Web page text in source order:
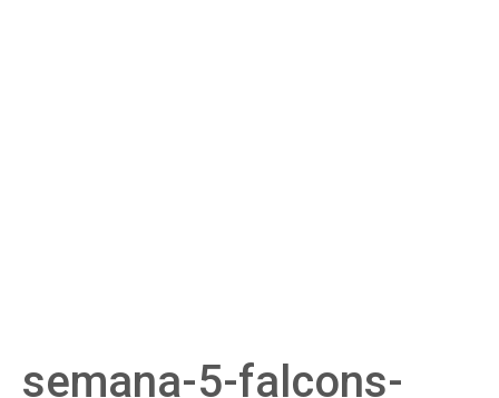
semana-5-falcons-